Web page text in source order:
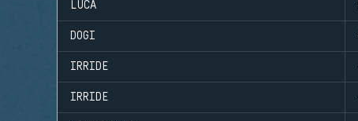
LUCA
DOGI
IRRIDE
IRRIDE